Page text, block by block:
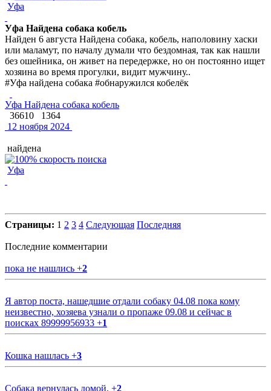
Уфа
Уфа Найдена собака кобель
Найден 6 августа Найдена собака, кобель, наполовину хаски
или маламут, по началу думали что бездомная, так как нашли
без ошейника, он живет на передержке, но он постоянно ищет
хозяина во время прогулки, видит мужчину..
#Уфа найдена собака #обнаружился кобелёк
Уфа Найдена собака кобель
36610
1364
12 ноября 2024
найдена
Уфа
Страницы: 1 2 3 4 Следующая Последняя
Последние комментарии
пока не нашлись +2
Я автор поста, нашедшие отдали собаку 04.08 пока кому
неизвестно, хозяева узнали о пропаже 09.08 и сейчас в
поисках 89999956933 +1
Кошка нашлась +3
Собака вернулась домой. +2